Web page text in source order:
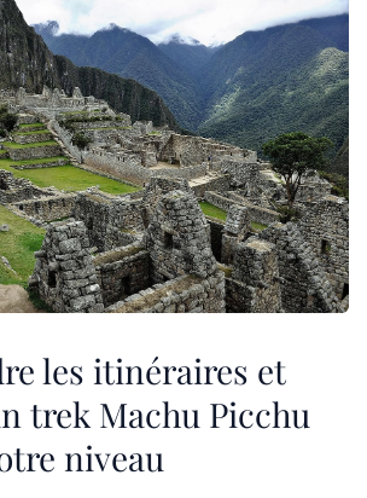
les itinéraires et
trek Machu Picchu
niveau